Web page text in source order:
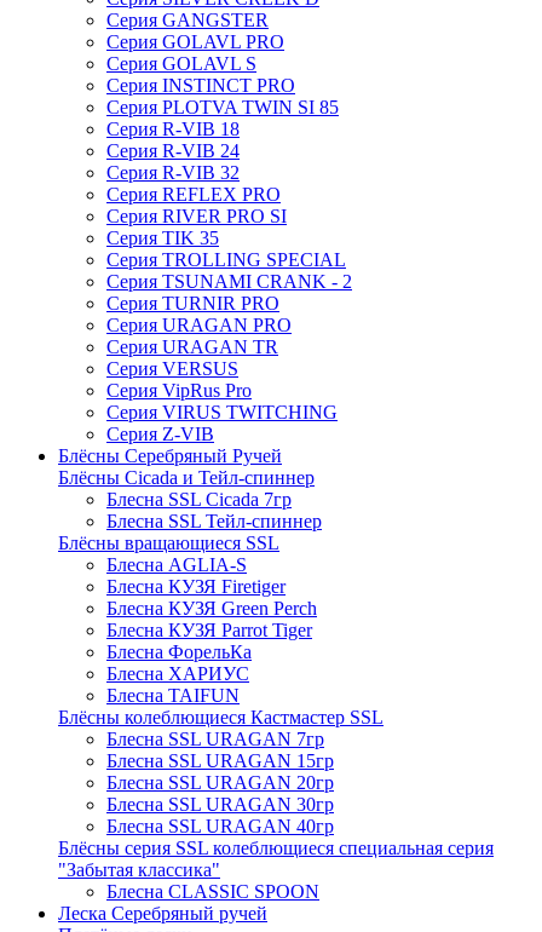
Серия GANGSTER
Серия GOLAVL PRO
Серия GOLAVL S
Серия INSTINCT PRO
Серия PLOTVA TWIN SI 85
Серия R-VIB 18
Серия R-VIB 24
Серия R-VIB 32
Серия REFLEX PRO
Серия RIVER PRO SI
Серия TIK 35
Серия TROLLING SPECIAL
Серия TSUNAMI CRANK - 2
Серия TURNIR PRO
Серия URAGAN PRO
Серия URAGAN TR
Серия VERSUS
Серия VipRus Pro
Серия VIRUS TWITCHING
Серия Z-VIB
Блёсны Серебряный Ручей
Блёсны Cicada и Тейл-спиннер
Блесна SSL Cicada 7гр
Блесна SSL Тейл-спиннер
Блёсны вращающиеся SSL
Блесна AGLIA-S
Блесна КУЗЯ Firetiger
Блесна КУЗЯ Green Perch
Блесна КУЗЯ Parrot Tiger
Блесна ФорельКа
Блесна ХАРИУС
Блесна TAIFUN
Блёсны колеблющиеся Кастмастер SSL
Блесна SSL URAGAN 7гр
Блесна SSL URAGAN 15гр
Блесна SSL URAGAN 20гр
Блесна SSL URAGAN 30гр
Блесна SSL URAGAN 40гр
Блёсны серия SSL колеблющиеся специальная серия
"Забытая классика"
Блесна CLASSIC SPOON
Леска Серебряный ручей